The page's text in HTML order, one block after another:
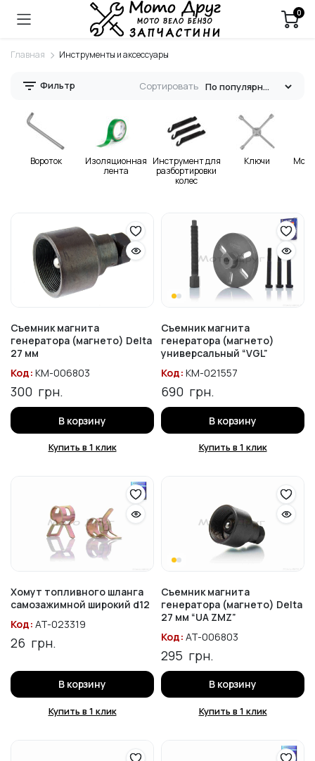
0
Главная Инструменты и аксессуары
Фильтр Сортировать
Вороток
Изоляционная
лента
Инструмент для
разбортировки
колес
Ключи
Съемник магнита
генератора (магнето) Delta
27 мм
Код: KM-006803
300 грн.
В корзину
Купить в 1 клик
Съемник магнита
генератора (магнето)
универсальный “VGL”
Код: KM-021557
690 грн.
В корзину
Купить в 1 клик
Хомут топливного шланга
самозажимной широкий d12
Код: AT-023319
26 грн.
В корзину
Купить в 1 клик
Съемник магнита
генератора (магнето) Delta
27 мм “UA ZMZ”
Код: AT-006803
295 грн.
В корзину
Купить в 1 клик